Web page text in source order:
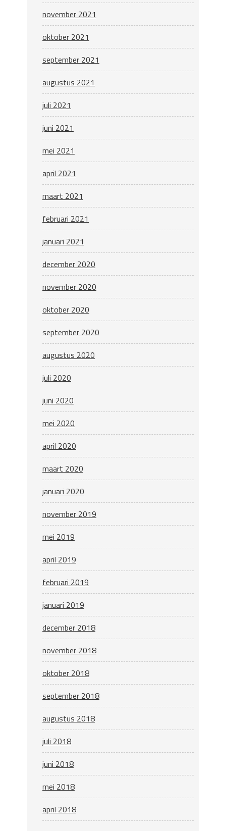
november 2021
oktober 2021
september 2021
augustus 2021
juli 2021
juni 2021
mei 2021
april 2021
maart 2021
februari 2021
januari 2021
december 2020
november 2020
oktober 2020
september 2020
augustus 2020
juli 2020
juni 2020
mei 2020
april 2020
maart 2020
januari 2020
november 2019
mei 2019
april 2019
februari 2019
januari 2019
december 2018
november 2018
oktober 2018
september 2018
augustus 2018
juli 2018
juni 2018
mei 2018
april 2018